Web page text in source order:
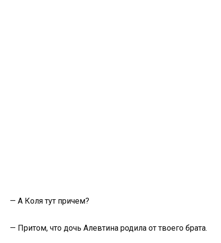
— А Коля тут причем?
— Притом, что дочь Алевтина родила от твоего брата.